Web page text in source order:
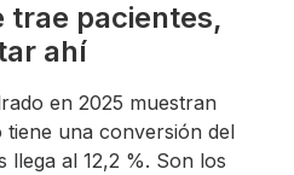
trae pacientes,
ahí
en 2025 muestran
tiene una conversión del
llega al 12,2 %. Son los